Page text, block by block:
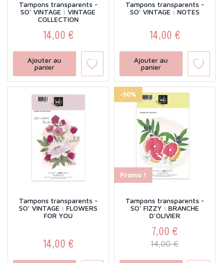
Tampons transparents -
SO' VINTAGE : VINTAGE
COLLECTION
Prix
14,00 €
Ajouter au
panier
Tampons transparents -
SO' VINTAGE : NOTES
Prix
14,00 €
Ajouter au
panier
Tampons transparents -
SO' VINTAGE : FLOWERS
FOR YOU
Prix
14,00 €
Promo !
-50%
Tampons transparents -
SO' FIZZY : BRANCHE
D'OLIVIER
Prix
7,00 €
Prix de base
14,00 €